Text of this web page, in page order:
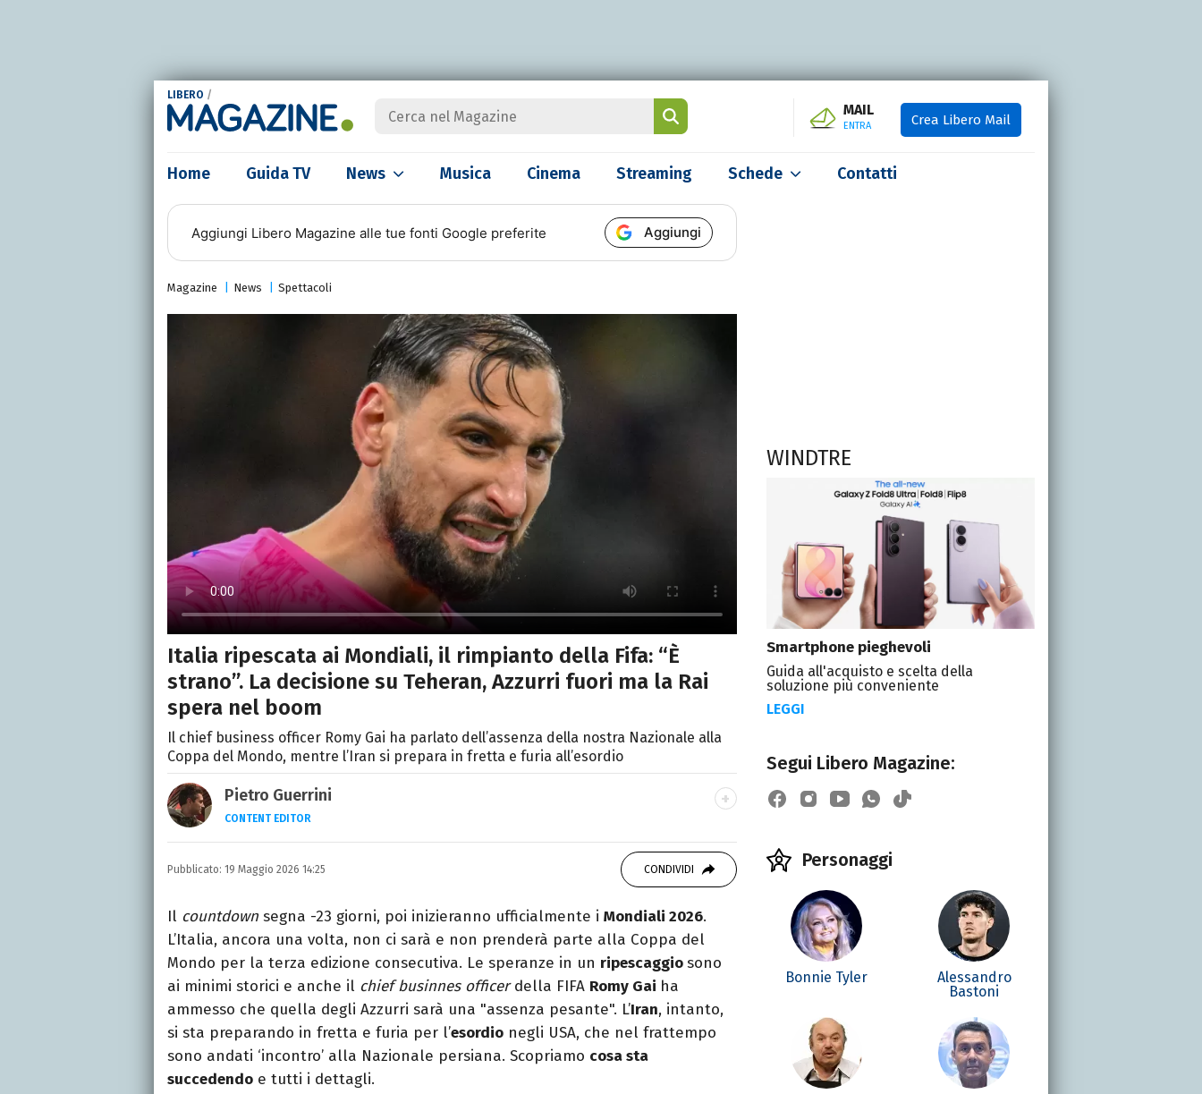
LIBERO /
MAIL
ENTRA Crea Libero Mail
Home Guida TV News Musica Cinema Streaming Schede Contatti
Aggiungi Libero Magazine alle tue fonti Google preferite Aggiungi
Magazine News Spettacoli
Italia ripescata ai Mondiali, il rimpianto della Fifa: “È
strano”. La decisione su Teheran, Azzurri fuori ma la Rai
spera nel boom
Il chief business officer Romy Gai ha parlato dell’assenza della nostra Nazionale alla
Coppa del Mondo, mentre l’Iran si prepara in fretta e furia all’esordio
Pietro Guerrini
CONTENT EDITOR
Laurea in Lettere, smania di viaggi e passione per i cartoni (della pizza
e della Pixar).
Pubblicato: 19 Maggio 2026 14:25 CONDIVIDI
Il countdownsegna -23 giorni, poi inizieranno ufficialmente i Mondiali 2026.
L’Italia, ancora una volta, non ci sarà e non prenderà parte alla Coppa del
Mondo per la terza edizione consecutiva. Le speranze in un ripescaggiosono
ai minimi storici e anche il chief businnes officerdella FIFA Romy Gai ha
ammesso che quella degli Azzurri sarà una "assenza pesante". L’Iran, intanto,
si sta preparando in fretta e furia per l’esordio negli USA, che nel frattempo
sono andati ‘incontro’ alla Nazionale persiana. Scopriamo cosa sta
succedendo e tutti i dettagli.
WINDTRE
Smartphone pieghevoli
Guida all'acquisto e scelta della
soluzione più conveniente
LEGGI
Segui Libero Magazine:
Personaggi
Bonnie Tyler
Alessandro
Bastoni